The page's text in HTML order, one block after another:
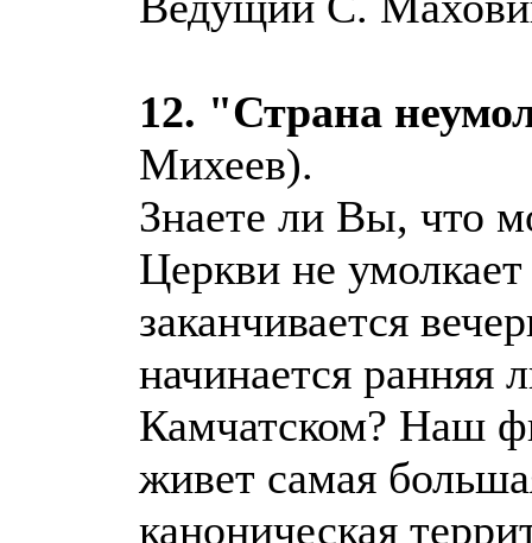
12. "Страна
Михеев).
Знаете ли Вы, что
Церкви не
заканчивается
начинается ранняя
Камчатском? Наш
живет самая
каноническая